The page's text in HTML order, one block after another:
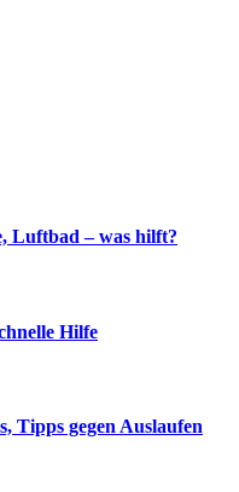
Luftbad – was hilft?
Hilfe
Tipps gegen Auslaufen